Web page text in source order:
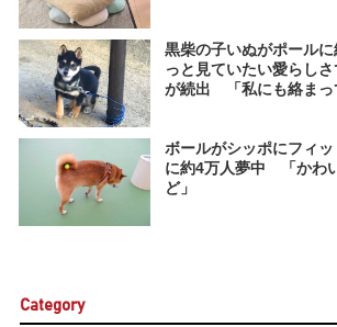
黒柴の子いぬがポール
っと見ていたい愛らし
が続出 「私にも絡まっ
ボールがシッポにフィ
に約4万人夢中 「かわ
ど」
Category